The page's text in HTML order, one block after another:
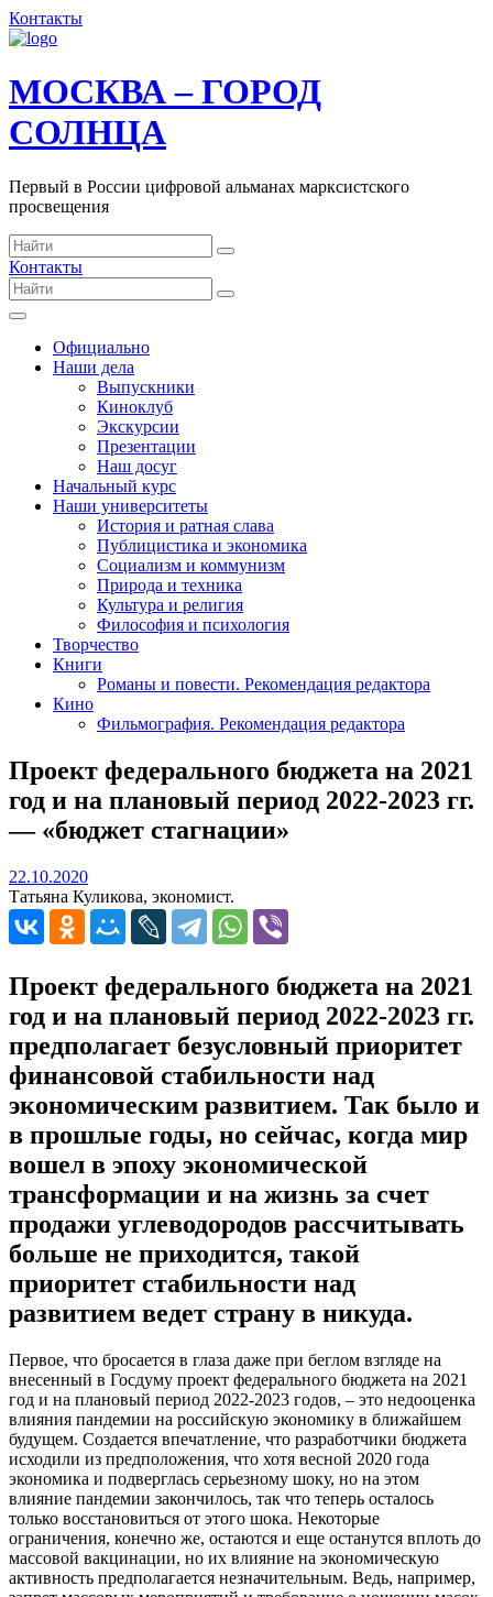
Контакты
МОСКВА – ГОРОД
СОЛНЦА
Первый в России цифровой альманах марксистского
просвещения
Контакты
Официально
Наши дела
Выпускники
Киноклуб
Экскурсии
Презентации
Наш досуг
Начальный курс
Наши университеты
История и ратная слава
Публицистика и экономика
Социализм и коммунизм
Природа и техника
Культура и религия
Философия и психология
Творчество
Книги
Романы и повести. Рекомендация редактора
Кино
Фильмография. Рекомендация редактора
Проект федерального бюджета на 2021
год и на плановый период 2022-2023 гг.
— «бюджет стагнации»
22.10.202022.10.2020
Татьяна Куликова, экономист.
Проект федерального бюджета на 2021
год и на плановый период 2022-2023 гг.
предполагает безусловный приоритет
финансовой стабильности над
экономическим развитием. Так было и
в прошлые годы, но сейчас, когда мир
вошел в эпоху экономической
трансформации и на жизнь за счет
продажи углеводородов рассчитывать
больше не приходится, такой
приоритет стабильности над
развитием ведет страну в никуда.
Первое, что бросается в глаза даже при беглом взгляде на
внесенный в Госдуму проект федерального бюджета на 2021
год и на плановый период 2022-2023 годов, – это недооценка
влияния пандемии на российскую экономику в ближайшем
будущем. Создается впечатление, что разработчики бюджета
исходили из предположения, что хотя весной 2020 года
экономика и подверглась серьезному шоку, но на этом
влияние пандемии закончилось, так что теперь осталось
только восстановиться от этого шока. Некоторые
ограничения, конечно же, остаются и еще останутся вплоть до
массовой вакцинации, но их влияние на экономическую
активность предполагается незначительным. Ведь, например,